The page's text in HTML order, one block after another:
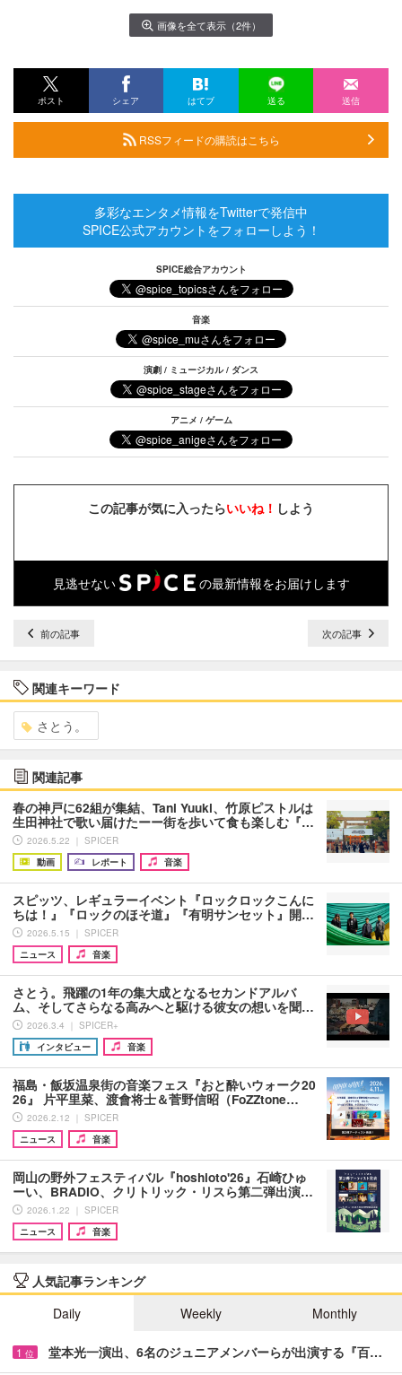
画像を全て表示（2件）
ポスト シェア はてブ 送る 送信
RSSフィードの購読はこちら
多彩なエンタメ情報をTwitterで発信中
SPICE公式アカウントをフォローしよう！
SPICE総合アカウント
音楽
演劇 / ミュージカル / ダンス
アニメ / ゲーム
この記事が気に入ったらいいね！ しよう
見逃せない の最新情報をお届けします
前の記事 次の記事
関連キーワード
さとう。
関連記事
春の神戸に62組が集結、Tani Yuuki、竹原ピストルは
生田神社で歌い届けたーー街を歩いて食も楽しむ『…
2026.5.22 ｜ SPICER
動画
レポート 音楽
スピッツ、レギュラーイベント『ロックロックこんに
ちは！』『ロックのほそ道』『有明サンセット』開…
2026.5.15 ｜ SPICER
ニュース
音楽
さとう。飛躍の1年の集大成となるセカンドアルバ
ム、そしてさらなる高みへと駆ける彼女の想いを聞…
2026.3.4 ｜ SPICER+
インタビュー
音楽
福島・飯坂温泉街の音楽フェス『おと酔いウォーク20
26』 片平里菜、渡會将士＆菅野信昭（FoZZtone…
2026.2.12 ｜ SPICER
ニュース
音楽
岡山の野外フェスティバル『hoshioto'26』石崎ひゅ
ーい、BRADIO、クリトリック・リスら第二弾出演…
2026.1.22 ｜ SPICER
ニュース
音楽
人気記事ランキング
Daily
Weekly Monthly
1 位 堂本光一演出、6名のジュニアメンバーらが出演する『百…